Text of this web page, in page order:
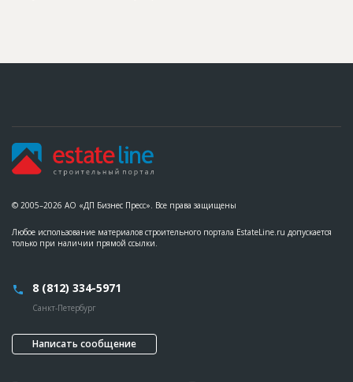
© 2005–2026 АО «ДП Бизнес Пресс». Все права защищены
Любое использование материалов строительного портала EstateLine.ru допускается
только при наличии прямой ссылки.
8 (812) 334-5971
Санкт-Петербург
Написать сообщение